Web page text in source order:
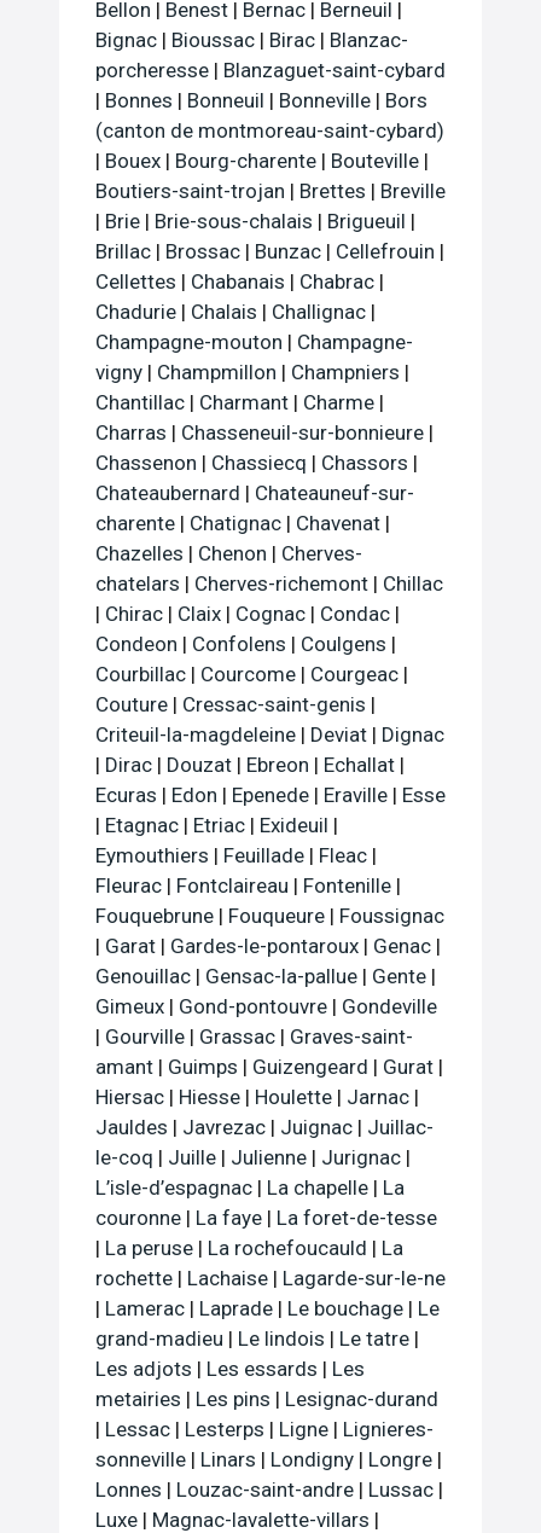
Bellon | Benest | Bernac | Berneuil |
Bignac | Bioussac | Birac | Blanzac-
porcheresse | Blanzaguet-saint-cybard
| Bonnes | Bonneuil | Bonneville | Bors
(canton de montmoreau-saint-cybard)
| Bouex | Bourg-charente | Bouteville |
Boutiers-saint-trojan | Brettes | Breville
| Brie | Brie-sous-chalais | Brigueuil |
Brillac | Brossac | Bunzac | Cellefrouin |
Cellettes | Chabanais | Chabrac |
Chadurie | Chalais | Challignac |
Champagne-mouton | Champagne-
vigny | Champmillon | Champniers |
Chantillac | Charmant | Charme |
Charras | Chasseneuil-sur-bonnieure |
Chassenon | Chassiecq | Chassors |
Chateaubernard | Chateauneuf-sur-
charente | Chatignac | Chavenat |
Chazelles | Chenon | Cherves-
chatelars | Cherves-richemont | Chillac
| Chirac | Claix | Cognac | Condac |
Condeon | Confolens | Coulgens |
Courbillac | Courcome | Courgeac |
Couture | Cressac-saint-genis |
Criteuil-la-magdeleine | Deviat | Dignac
| Dirac | Douzat | Ebreon | Echallat |
Ecuras | Edon | Epenede | Eraville | Esse
| Etagnac | Etriac | Exideuil |
Eymouthiers | Feuillade | Fleac |
Fleurac | Fontclaireau | Fontenille |
Fouquebrune | Fouqueure | Foussignac
| Garat | Gardes-le-pontaroux | Genac |
Genouillac | Gensac-la-pallue | Gente |
Gimeux | Gond-pontouvre | Gondeville
| Gourville | Grassac | Graves-saint-
amant | Guimps | Guizengeard | Gurat |
Hiersac | Hiesse | Houlette | Jarnac |
Jauldes | Javrezac | Juignac | Juillac-
le-coq | Juille | Julienne | Jurignac |
L’isle-d’espagnac | La chapelle | La
couronne | La faye | La foret-de-tesse
| La peruse | La rochefoucauld | La
rochette | Lachaise | Lagarde-sur-le-ne
| Lamerac | Laprade | Le bouchage | Le
grand-madieu | Le lindois | Le tatre |
Les adjots | Les essards | Les
metairies | Les pins | Lesignac-durand
| Lessac | Lesterps | Ligne | Lignieres-
sonneville | Linars | Londigny | Longre |
Lonnes | Louzac-saint-andre | Lussac |
Luxe | Magnac-lavalette-villars |